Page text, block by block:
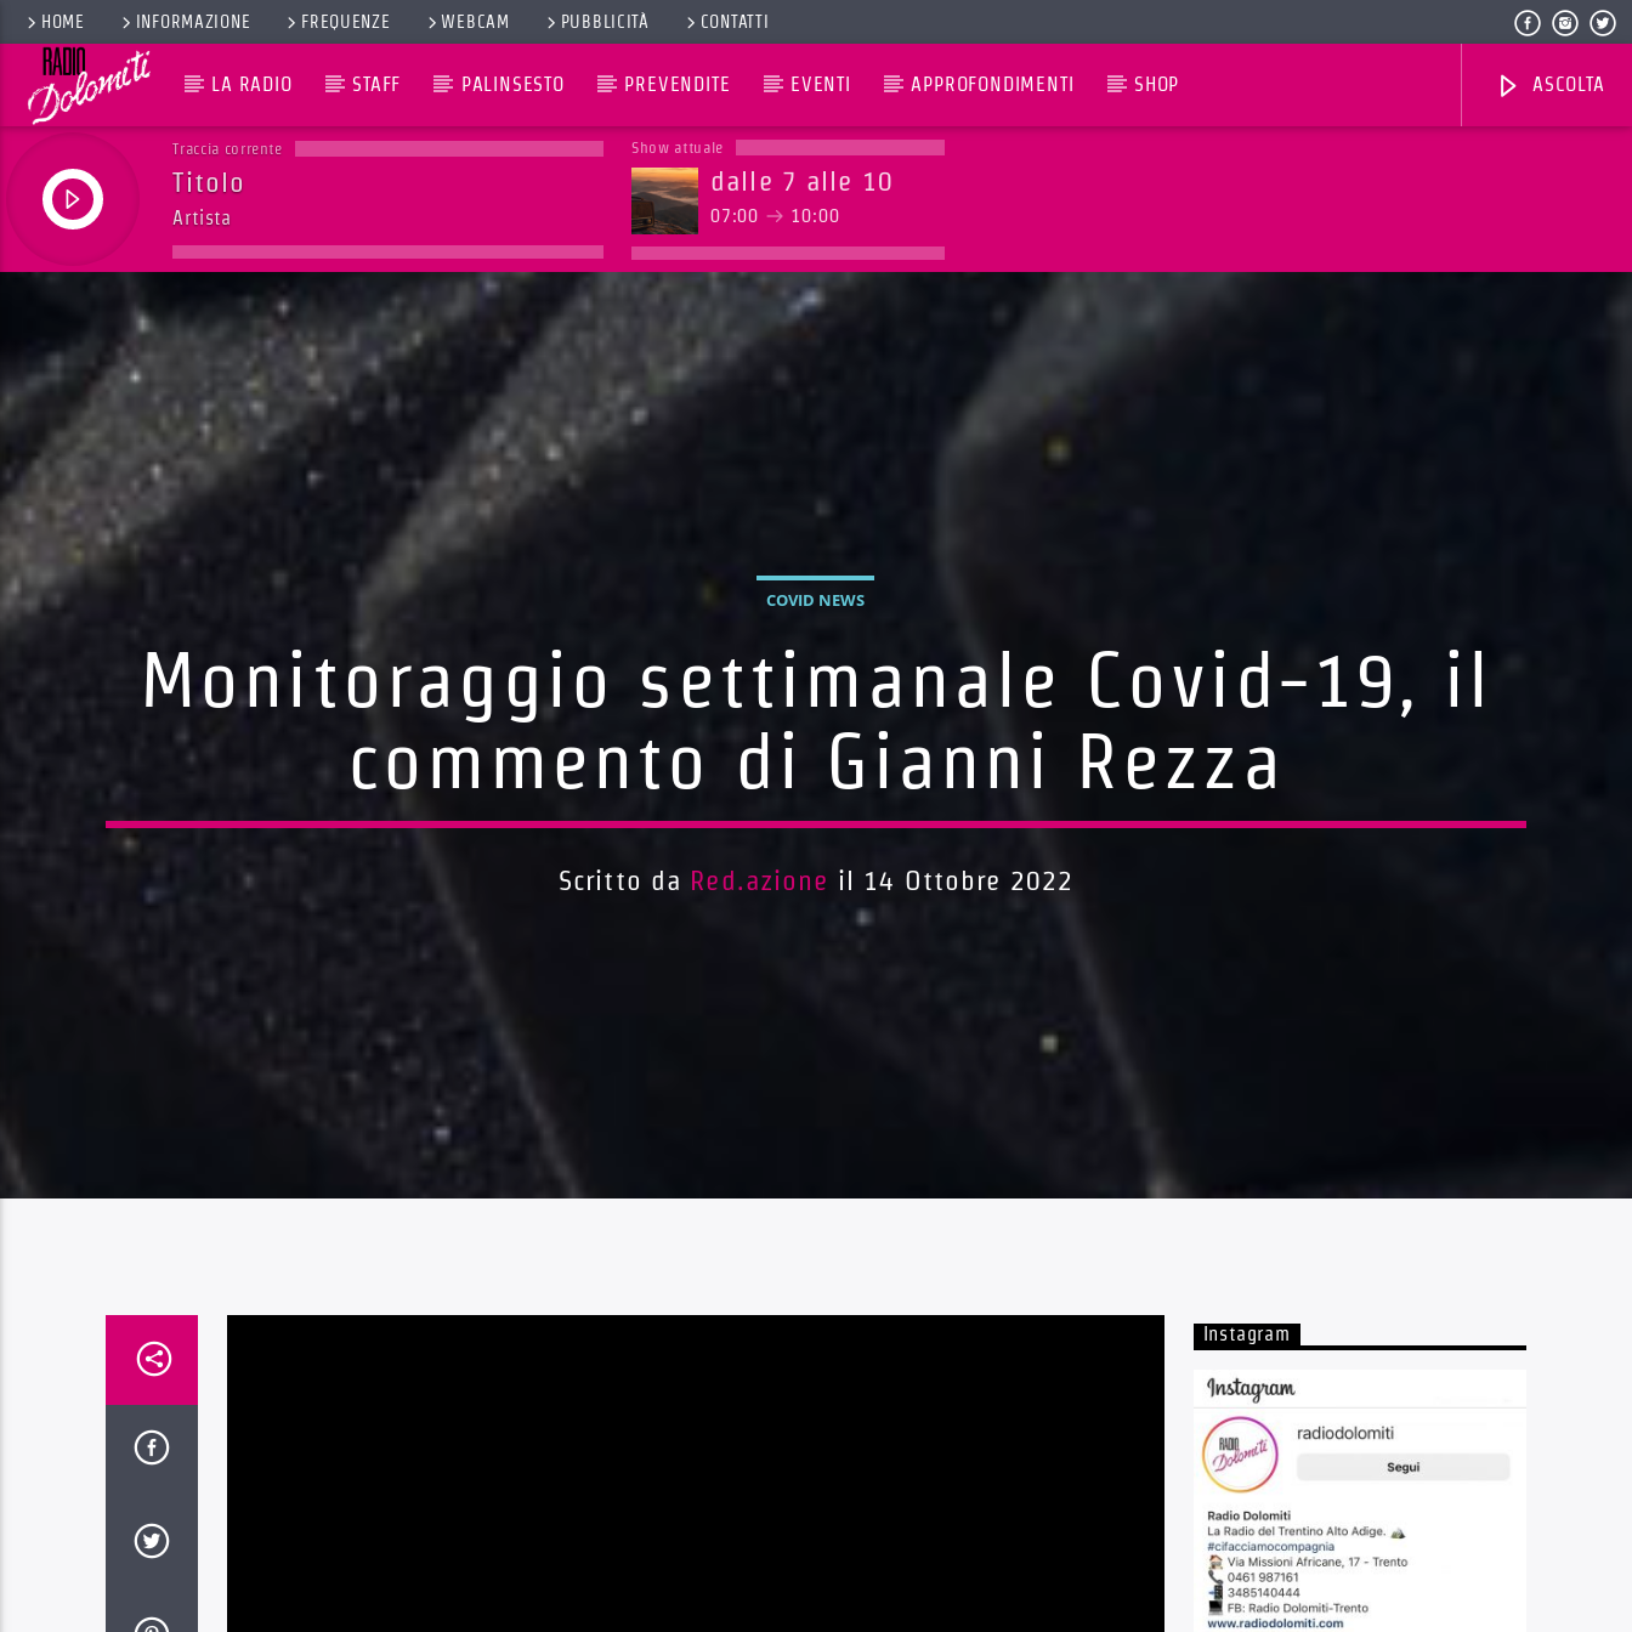
HOME INFORMAZIONE FREQUENZE WEBCAM PUBBLICITÀ CONTATTI
LA RADIO STAFF PALINSESTO PREVENDITE EVENTI APPROFONDIMENTI SHOP ASCOLTA
Traccia corrente
Titolo
Artista
Show attuale
dalle 7 alle 10
07:00 10:00
COVID NEWS
Monitoraggio settimanale Covid-19, il
commento di Gianni Rezza
Scritto da Red.azione il 14 Ottobre 2022
Instagram